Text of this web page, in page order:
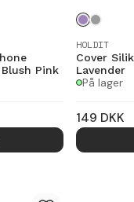
Pink
HOLDIT
Cover
Lavender
På lager
149 DKK